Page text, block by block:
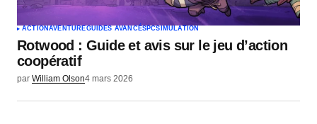
ACTIONAVENTUREGUIDES AVANCÉS PCSIMULATION
Rotwood : Guide et avis sur le jeu d’action
coopératif
par William Olson4 mars 2026